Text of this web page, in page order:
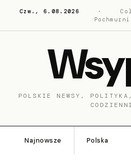
Czw., 6.08.2026 ·
POLSKIE NEWSY,
Najnowsze Polska